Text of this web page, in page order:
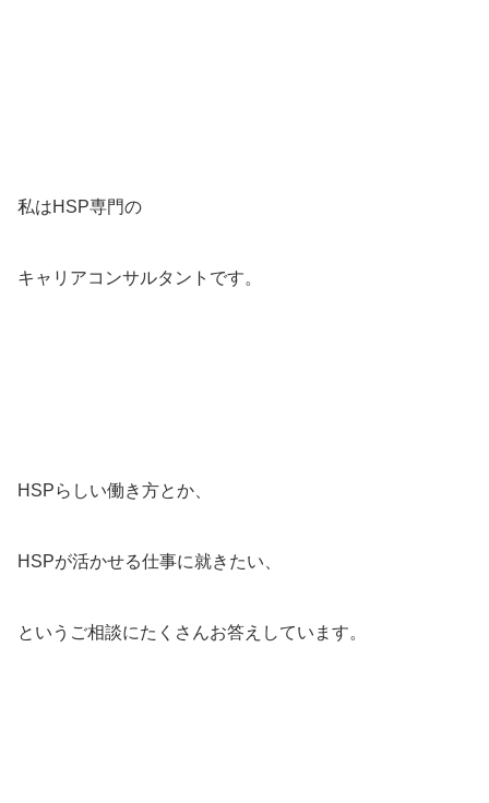
私はHSP専門の
キャリアコンサルタントです。
HSPらしい働き方とか、
HSPが活かせる仕事に就きたい、
というご相談にたくさんお答えしています。